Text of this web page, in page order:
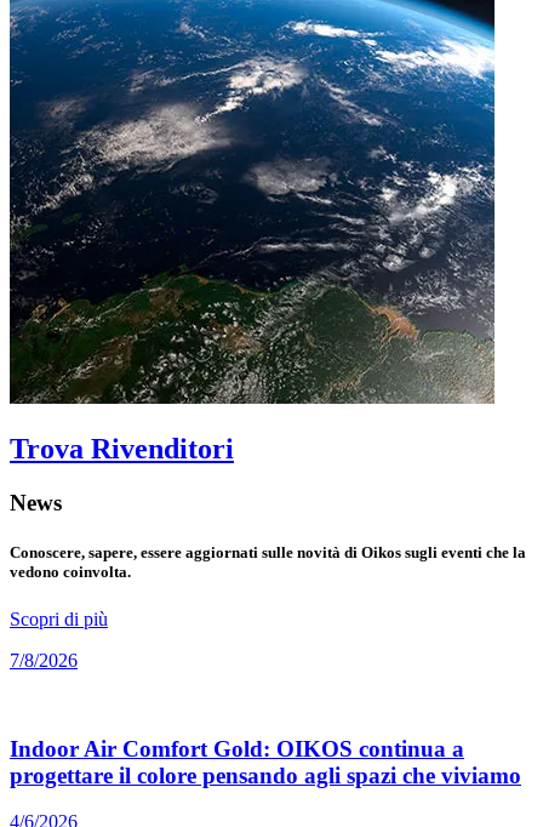
Trova Rivenditori
News
Conoscere, sapere, essere aggiornati sulle novità di Oikos sugli eventi che la
vedono coinvolta.
Scopri di più
7/8/2026
Indoor Air Comfort Gold: OIKOS continua a
progettare il colore pensando agli spazi che viviamo
4/6/2026